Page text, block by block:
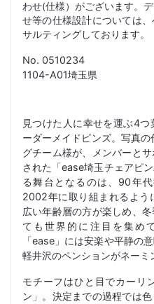
わせ(仕様）がございます。
せ等の仕様設計については
サルティングしております。
No. 0510234
1104-A01埼玉県
見つけた人に幸せを運ぶ4
ーダーメイドピンズ。写真
グチーム様が、メンバーと
された「ease埼玉チェアピ
る舞台となるのは、90年
2002年に取り組まれるよう
広い年齢層の方が楽しめ、
ても世界的に注目を集め
「ease」には安楽や平静の
軽井沢のペンションがネーミ
モチーフはひと目でカーリ
ン」。決定までの過程では